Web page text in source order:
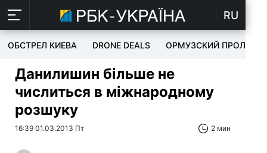
RU
ОБСТРЕЛ КИЕВА DRONE DEALS ОРМУЗСКИЙ ПРОЛИВ
Данилишин більше не
числиться в міжнародному
розшуку
16:39 01.03.2013 Пт 2 мин